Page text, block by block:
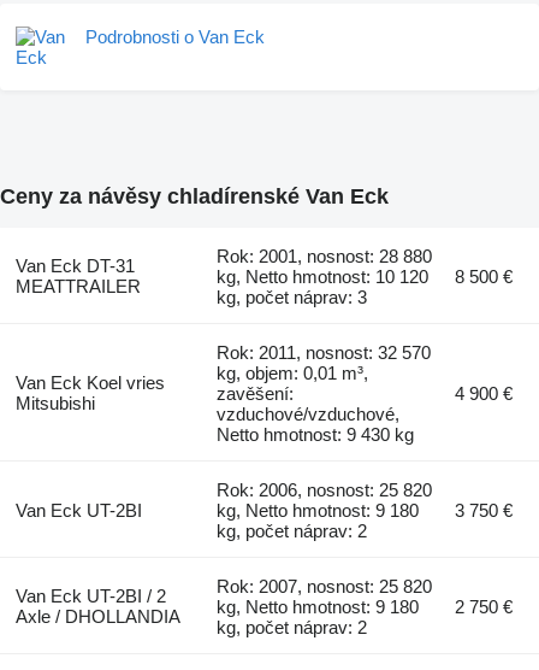
Podrobnosti o Van Eck
Ceny za návěsy chladírenské Van Eck
Van Eck DT-31
MEATTRAILER
Rok: 2001, nosnost: 28 880
kg, Netto hmotnost: 10 120
kg, počet náprav: 3
8 500 €
Van Eck Koel vries
Mitsubishi
Rok: 2011, nosnost: 32 570
kg, objem: 0,01 m³,
zavěšení:
vzduchové/vzduchové,
Netto hmotnost: 9 430 kg
4 900 €
Van Eck UT-2BI
Rok: 2006, nosnost: 25 820
kg, Netto hmotnost: 9 180
kg, počet náprav: 2
3 750 €
Van Eck UT-2BI / 2
Axle / DHOLLANDIA
Rok: 2007, nosnost: 25 820
kg, Netto hmotnost: 9 180
kg, počet náprav: 2
2 750 €